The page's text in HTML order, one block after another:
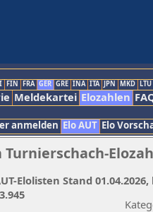
FIN FRA GER GRE INA ITA JPN MKD LTU
Meldekartei Elozahlen
anmelden Elo AUT Elo
Elolisten Stand